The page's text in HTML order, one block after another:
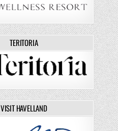
TERITORIA
VISIT HAVELLAND